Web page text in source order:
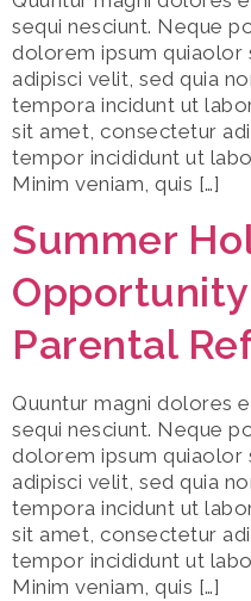
sequi nesciunt. Neque
dolorem ipsum quiaolor
adipisci velit, sed quia
tempora incidunt ut
sit amet, consectetur
tempor incididunt ut
Minim veniam, quis […]
Summer
Parental
Quuntur magni dolores
sequi nesciunt. Neque
dolorem ipsum quiaolor
adipisci velit, sed quia
tempora incidunt ut
sit amet, consectetur
tempor incididunt ut
Minim veniam, quis […]